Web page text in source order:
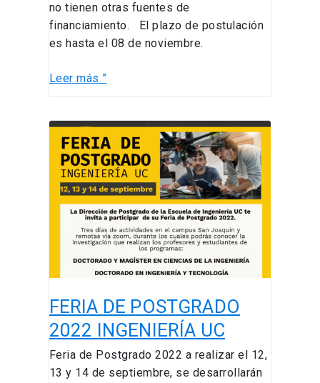
no tienen otras fuentes de
financiamiento. El plazo de postulación
es hasta el 08 de noviembre.
Leer más ”
FERIA DE POSTGRADO
2022 INGENIERÍA UC
Feria de Postgrado 2022 a realizar el 12,
13 y 14 de septiembre, se desarrollarán
FERIA
DE
POSTGRADO
2022
INGENIERÍA